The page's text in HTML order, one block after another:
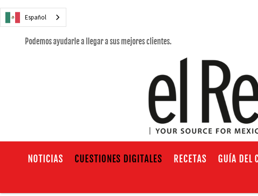
Español
Podemos ayudarle a llegar a sus mejores clientes.
NOTICIAS CUESTIONES DIGITALES RECETAS GUÍA DEL